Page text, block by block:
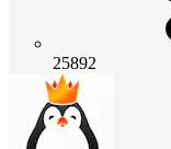
25892